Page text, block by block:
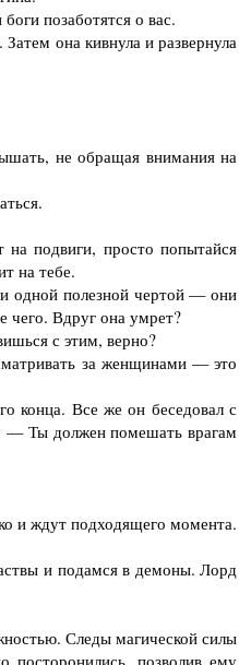
позаботятся о вас.
она кивнула и развернула
не обращая внимания на
подвиги, просто попытайся
на тебе.
одной полезной чертой — они
чего. Вдруг она умрет?
с этим, верно?
за женщинами — это
конца. Все же он беседовал с
— Ты должен помешать врагам
и ждут подходящего момента.
и подамся в демоны. Лорд
Следы магической силы
посторонились, позволив ему